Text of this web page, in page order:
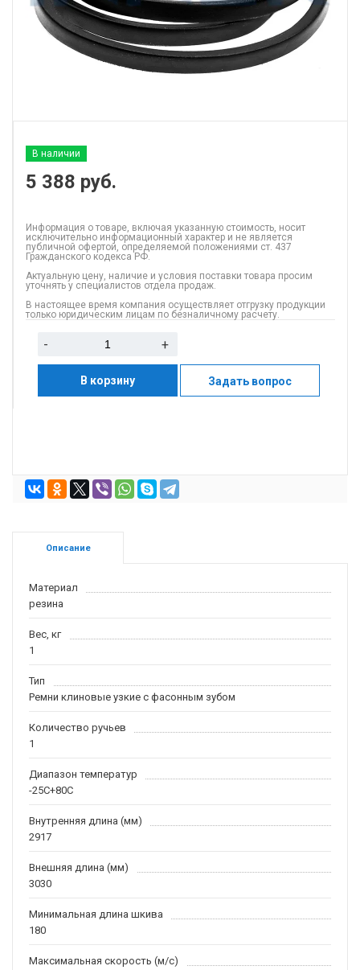
В наличии
5 388 руб.
Информация о товаре, включая указанную стоимость, носит
исключительно информационный характер и не является
публичной офертой, определяемой положениями ст. 437
Гражданского кодекса РФ.
Актуальную цену, наличие и условия поставки товара просим
уточнять у специалистов отдела продаж.
В настоящее время компания осуществляет отгрузку продукции
только юридическим лицам по безналичному расчету.
- +
В корзину Задать вопрос
Описание
Материал
резина
Вес, кг
1
Тип
Ремни клиновые узкие с фасонным зубом
Количество ручьев
1
Диапазон температур
-25С+80С
Внутренняя длина (мм)
2917
Внешняя длина (мм)
3030
Минимальная длина шкива
180
Максимальная скорость (м/c)